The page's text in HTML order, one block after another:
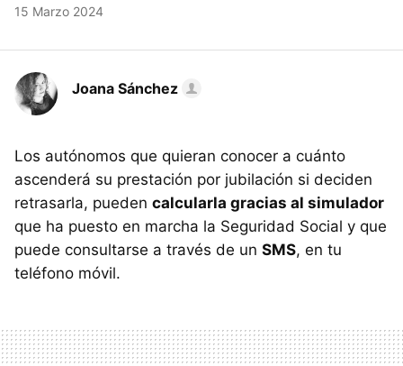
15 Marzo 2024
Joana Sánchez
Los autónomos que quieran conocer a cuánto
ascenderá su prestación por jubilación si deciden
retrasarla, pueden calcularla gracias al simulador
que ha puesto en marcha la Seguridad Social y que
puede consultarse a través de un SMS, en tu
teléfono móvil.